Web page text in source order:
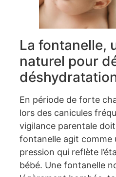
La fontanelle,
naturel pour
En période de forte
lors des canicules
vigilance parentale doit
fontanelle agit comme
pression qui reflète
bébé. Une fontanelle